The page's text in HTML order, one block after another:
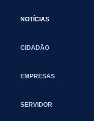
NOTÍCIAS
CIDADÃO
EMPRESAS
SERVIDOR